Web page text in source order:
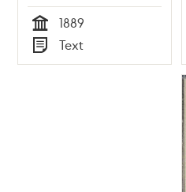
Tid
1889
Typ
Text